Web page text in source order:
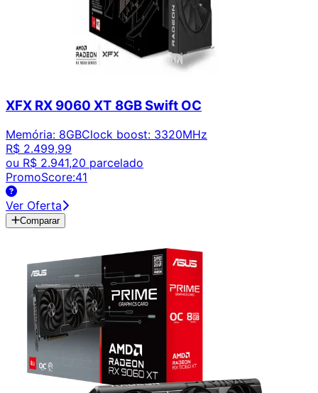
XFX RX 9060 XT 8GB Swift OC
Memória: 8GBClock boost: 3320MHz
R$ 2.499,99
ou R$ 2.941,20 parcelado
PromoScore:41
Ver Oferta
Comparar